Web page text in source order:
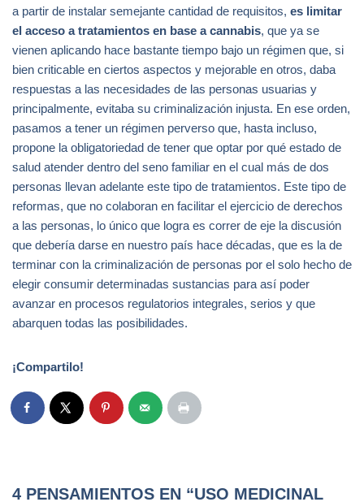
a partir de instalar semejante cantidad de requisitos, es limitar
el acceso a tratamientos en base a cannabis, que ya se
vienen aplicando hace bastante tiempo bajo un régimen que, si
bien criticable en ciertos aspectos y mejorable en otros, daba
respuestas a las necesidades de las personas usuarias y
principalmente, evitaba su criminalización injusta. En ese orden,
pasamos a tener un régimen perverso que, hasta incluso,
propone la obligatoriedad de tener que optar por qué estado de
salud atender dentro del seno familiar en el cual más de dos
personas llevan adelante este tipo de tratamientos. Este tipo de
reformas, que no colaboran en facilitar el ejercicio de derechos
a las personas, lo único que logra es correr de eje la discusión
que debería darse en nuestro país hace décadas, que es la de
terminar con la criminalización de personas por el solo hecho de
elegir consumir determinadas sustancias para así poder
avanzar en procesos regulatorios integrales, serios y que
abarquen todas las posibilidades.
¡Compartilo!
4 PENSAMIENTOS EN “USO MEDICINAL